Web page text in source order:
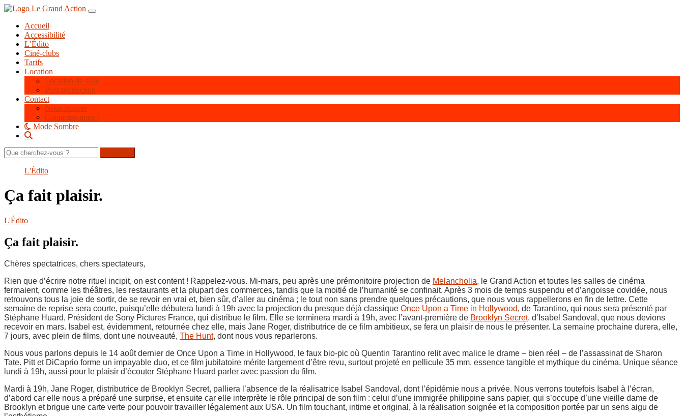
Aller
contenu
principal
Toggle navigation
Accueil
Accessibilité
L’Édito
Ciné-clubs
Tarifs
Location
Location de salle
Post-production
Contact
Nous trouver
Contactez-nous !
Mode Sombre
Rechercher
sur
L'Édito
Ça fait plaisir.
L'Édito
Ça fait plaisir.
Chères spectatrices, chers spectateurs,
Rien que d’écrire notre rituel incipit, on est content ! Rappelez-vous. Mi-mars, peu après une prémonitoire projection de Melancholia, le Grand Action et toutes les salles de cinéma
fermaient, comme les théâtres, les restaurants et la plupart des commerces, tandis que la moitié de l’humanité se confinait. Après 3 mois de temps suspendu et d’angoisse covidée, nous
retrouvons tous la joie de sortir, de se revoir en vrai et, bien sûr, d’aller au cinéma ; le tout non sans prendre quelques précautions, que nous vous rappellerons en fin de lettre. Cette
semaine de reprise sera courte, puisqu’elle débutera lundi à 19h avec la projection du presque déjà classique Once Upon a Time in Hollywood, de Tarantino, qui nous sera présenté par
Stéphane Huard, Président de Sony Pictures France, qui distribue le film. Elle se terminera mardi à 19h, avec l’avant-première de Brooklyn Secret, d’Isabel Sandoval, que nous devions
recevoir en mars. Isabel est, évidemment, retournée chez elle, mais Jane Roger, distributrice de ce film ambitieux, se fera un plaisir de nous le présenter. La semaine prochaine durera, elle,
7 jours, avec plein de films, dont une nouveauté, The Hunt, dont nous vous reparlerons.
Nous vous parlons depuis le 14 août dernier de Once Upon a Time in Hollywood, le faux bio-pic où Quentin Tarantino relit avec malice le drame – bien réel – de l’assassinat de Sharon
Tate. Pitt et DiCaprio forme un impayable duo, et ce film jubilatoire mérite largement d’être revu, surtout projeté en pellicule 35 mm, essence tangible et mythique du cinéma. Unique séance
lundi à 19h, aussi pour le plaisir d’écouter Stéphane Huard parler avec passion du film.
Mardi à 19h, Jane Roger, distributrice de Brooklyn Secret, palliera l’absence de la réalisatrice Isabel Sandoval, dont l’épidémie nous a privée. Nous verrons toutefois Isabel à l’écran,
d’abord car elle nous a préparé une surprise, et ensuite car elle interprète le rôle principal de son film : celui d’une immigrée philippine sans papier, qui s’occupe d’une vieille dame de
Brooklyn et brigue une carte verte pour pouvoir travailler légalement aux USA. Un film touchant, intime et original, à la réalisation soignée et la composition portée par un sens aigu de